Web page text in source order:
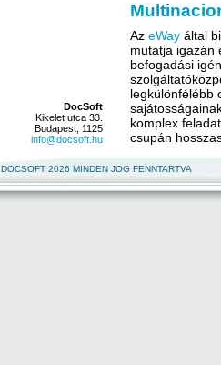
Az eWay által
mutatja igazán
befogadási
legkülönfélébb
komplex
csupán
DocSoft
Kikelet utca 33.
Budapest 1125
info@docsoft.hu
DOCSOFT 2026 MINDEN JOG FENNTARTVA